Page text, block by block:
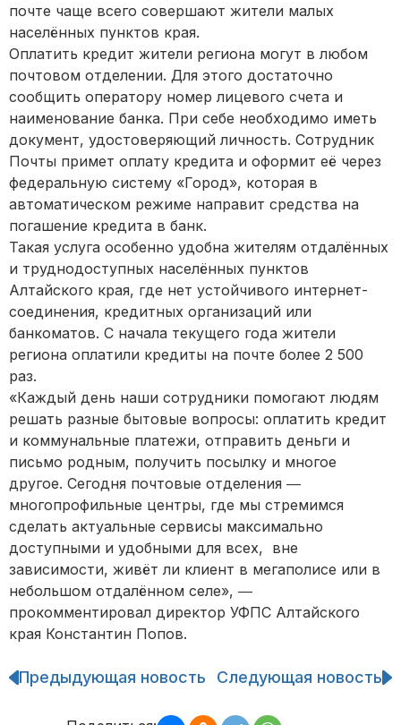
почте чаще всего совершают жители малых
населённых пунктов края.
Оплатить кредит жители региона могут в любом
почтовом отделении. Для этого достаточно
сообщить оператору номер лицевого счета и
наименование банка. При себе необходимо иметь
документ, удостоверяющий личность. Сотрудник
Почты примет оплату кредита и оформит её через
федеральную систему «Город», которая в
автоматическом режиме направит средства на
погашение кредита в банк.
Такая услуга особенно удобна жителям отдалённых
и труднодоступных населённых пунктов
Алтайского края, где нет устойчивого интернет-
соединения, кредитных организаций или
банкоматов. С начала текущего года жители
региона оплатили кредиты на почте более 2 500
раз.
«Каждый день наши сотрудники помогают людям
решать разные бытовые вопросы: оплатить кредит
и коммунальные платежи, отправить деньги и
письмо родным, получить посылку и многое
другое. Сегодня почтовые отделения ―
многопрофильные центры, где мы стремимся
сделать актуальные сервисы максимально
доступными и удобными для всех, вне
зависимости, живёт ли клиент в мегаполисе или в
небольшом отдалённом селе», ―
прокомментировал директор УФПС Алтайского
края Константин Попов.
Навигация
Предыдующая новость Следующая новость